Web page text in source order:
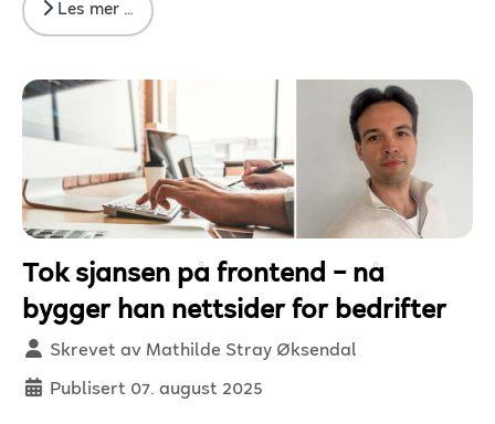
Les mer …
Tok sjansen på frontend – nå
bygger han nettsider for bedrifter
Detaljer
Skrevet av Mathilde Stray Øksendal
Publisert 07. august 2025